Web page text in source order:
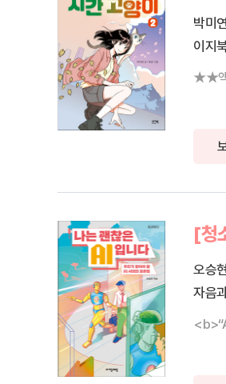
박미
이지
★★액
[청
오승
자음